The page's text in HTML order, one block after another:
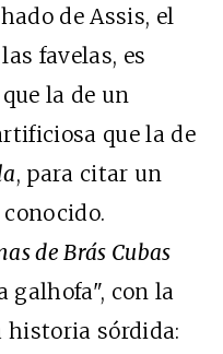
de Assis, el
favelas, es
la de un
que la de
, para citar un
de Brás Cubas
galhofa", con la
historia sórdida: